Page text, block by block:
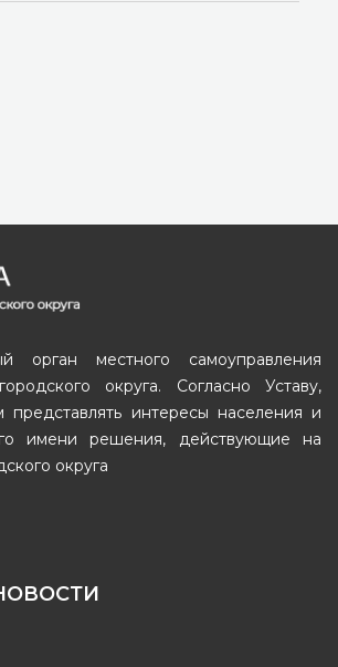
орган местного самоуправления
округа. Согласно Уставу,
представлять интересы населения и
имени решения, действующие на
округа